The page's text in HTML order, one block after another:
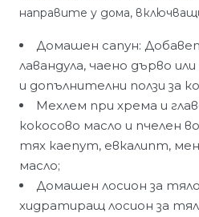
направите у дома,
Домашен сапун:
лавандула, чаено дърво
и допълнителни ползи за
Мехлем при хрема и
кокосово масло и пчелен
тях каепут, евкалипт,
масло;
Домашен лосион за
хидратиращ лосион за